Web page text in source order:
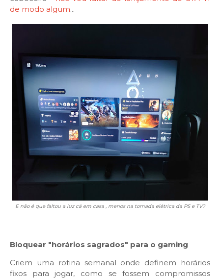
de modo algum...
E não é que faltou a luz cá em casa , menos na tomada elétrica da PS e TV?
Bloquear "horários sagrados" para o gaming
Criem uma rotina semanal onde definem horários
fixos para jogar, como se fossem compromissos